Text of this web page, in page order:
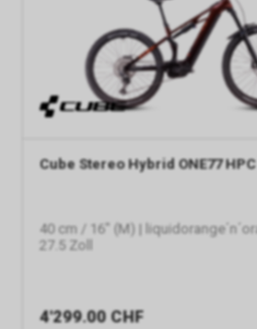
Cube Stereo Hybrid ONE77
40 cm / 16" (M) |
27.5 Zoll
4'299.00 CHF